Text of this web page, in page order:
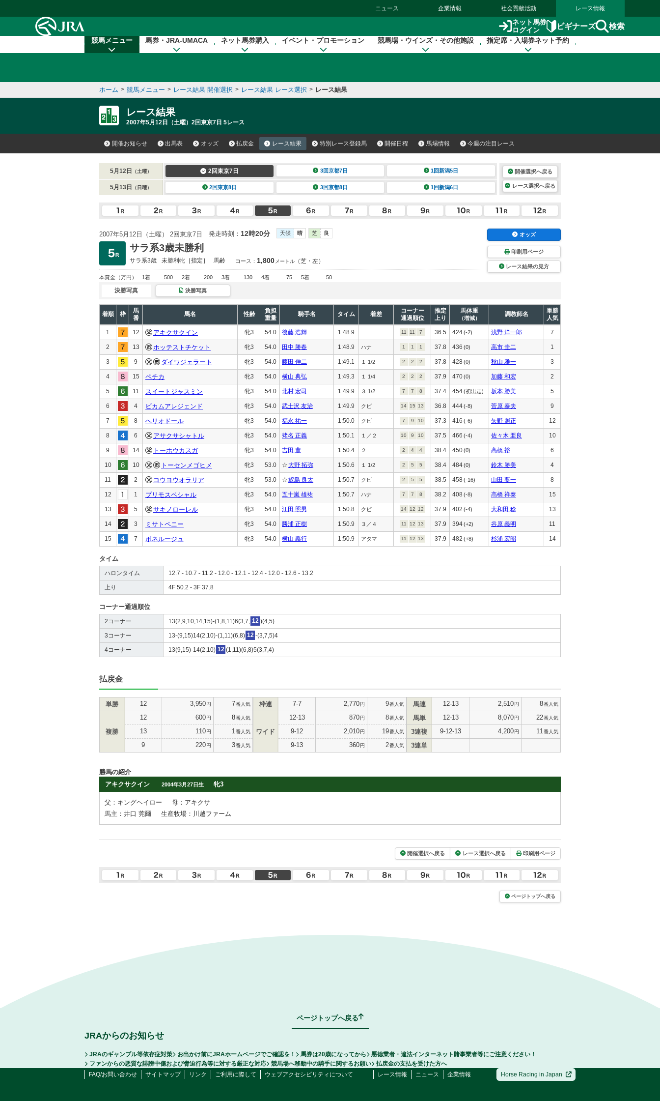
ニュース 企業情報 社会貢献活動 レース情報
ネット馬券
ログイン
ビギナーズ 検索
競馬メニュー 馬券・JRA-UMACA ネット馬券購入 イベント・プロモーション 競馬場・ウインズ・その他施設 指定席・入場券ネット予約
ホーム > 競馬メニュー > レース結果 開催選択 > レース結果 レース選択 > レース結果
レース結果
2007年5月12日（土曜）2回東京7日 5レース
開催お知らせ 出馬表 オッズ 払戻金 レース結果 特別レース登録馬 開催日程 馬場情報 今週の注目レース
5月12日 （土曜） 2回東京7日 3回京都7日 1回新潟5日
5月13日 （日曜） 2回東京8日 3回京都8日 1回新潟6日
開催選択へ戻る
レース選択へ戻る
2007年5月12日（土曜） 2回東京7日 発走時刻： 12時20分 天候 晴 芝 良
サラ系3歳未勝利
サラ系3歳 未勝利牝［指定］ 馬齢 コース： 1,800 メートル （芝・左）
本賞金 （万円） 1着 500 2着 200 3着 130 4着 75 5着 50
オッズ
印刷用ページ
レース結果の見方
決勝写真 決勝写真
着順 枠
馬
番
馬名 性齢
負担
重量
騎手名 タイム 着差
コーナー
通過順位
推定
上り
馬体重
（増減）
調教師名
単勝
人気
1 12 アキクサクイン 牝3 54.0 後藤 浩輝 1:48.9 11 11 7 36.5 424(-2) 浅野 洋一郎 7
2 13 ホッテストチケット 牝3 54.0 田中 勝春 1:48.9 ハナ 1 1 1 37.8 436 (0) 高市 圭二 1
3 9 ダイワジェラート 牝3 54.0 藤田 伸二 1:49.1 １ 1/2 2 2 2 37.8 428(0) 秋山 雅一 3
4 15 ペチカ 牝3 54.0 横山 典弘 1:49.3 １ 1/4 2 2 2 37.9 470(0) 加藤 和宏 2
5 11 スイートジャスミン 牝3 54.0 北村 宏司 1:49.9 ３ 1/2 7 7 8 37.4 454(初出走) 坂本 勝美 5
6 4 ビカムアレジェンド 牝3 54.0 武士沢 友治 1:49.9 クビ 14 15 13 36.8 444(-8) 菅原 泰夫 9
7 8 ヘリオドール 牝3 54.0 福永 祐一 1:50.0 クビ 7 9 10 37.3 416 (-6) 矢野 照正 12
8 6 アサクサシャトル 牝3 54.0 蛯名 正義 1:50.1 １／２ 10 9 10 37.5 466 (-4) 佐々木 亜良 10
9 14 トーホウカスガ 牝3 54.0 吉田 豊 1:50.4 ２ 2 4 4 38.4 450(0) 高橋 裕 6
10 10 トーセンメゴヒメ 牝3 53.0 ☆大野 拓弥 1:50.6 １ 1/2 2 5 5 38.4 484(0) 鈴木 勝美 4
11 2 コウヨウオラリア 牝3 53.0 ☆鮫島 良太 1:50.7 クビ 2 5 5 38.5 458(-16) 山田 要一 8
12 1 プリモスペシャル 牝3 54.0 五十嵐 雄祐 1:50.7 ハナ 7 7 8 38.2 408 (-8) 高橋 祥泰 15
13 5 サキノローレル 牝3 54.0 江田 照男 1:50.8 クビ 14 12 12 37.9 402 (-4) 大和田 稔 13
14 3 ミサトペニー 牝3 54.0 勝浦 正樹 1:50.9 ３／４ 11 12 13 37.9 394(+2) 谷原 義明 11
15 7 ボネルージュ 牝3 54.0 横山 義行 1:50.9 アタマ 11 12 13 37.9 482 (+8) 杉浦 宏昭 14
タイム
ハロンタイム 12.7 - 10.7 - 11.2 - 12.0 - 12.1 - 12.4 - 12.0 - 12.6 - 13.2
上り 4F 50.2 - 3F 37.8
コーナー通過順位
2コーナー 13(2,9,10,14,15)-(1,8,11)6(3,7, 12 )(4,5)
3コーナー 13-(9,15)14(2,10)-(1,11)(6,8) 12 -(3,7,5)4
4コーナー 13(9,15)-14(2,10) 12 (1,11)(6,8)5(3,7,4)
払戻金
単勝 12 3,950円 7番人気
複勝
12 600円 8番人気
13 110円 1 番人気
9 220円 3番人気
枠連 7-7 2,770円 9番人気
ワイド
12-13 870円 8番人気
9-12 2,010円 19番人気
9-13 360円 2番人気
馬連 12-13 2,510円 8番人気
馬単 12-13 8,070円 22番人気
3連複 9-12-13 4,200円 11 番人気
3連単
勝馬の紹介
アキクサクイン
2004年3月27日生 牝3
父：キングヘイロー
母：アキクサ
馬主：井口 莞爾
生産牧場：川越ファーム
開催選択へ戻る レース選択へ戻る 印刷用ページ
ページトップへ戻る
ページトップへ戻る
JRAからのお知らせ
JRAのギャンブル等依存症対策 お出かけ前にJRAホームページでご確認を！ 馬券は20歳になってから
悪徳業者・違法インターネット賭事業者等にご注意ください！
ファンからの悪質な誹謗中傷および脅迫行為等に対する厳正な対応
競馬場へ移動中の騎手に関するお願い
払戻金の支払を受けた方へ
FAQ/お問い合わせ
サイトマップ リンク ご利用に際して ウェブアクセシビリティについて レース情報 ニュース 企業情報 Horse Racing in Japan